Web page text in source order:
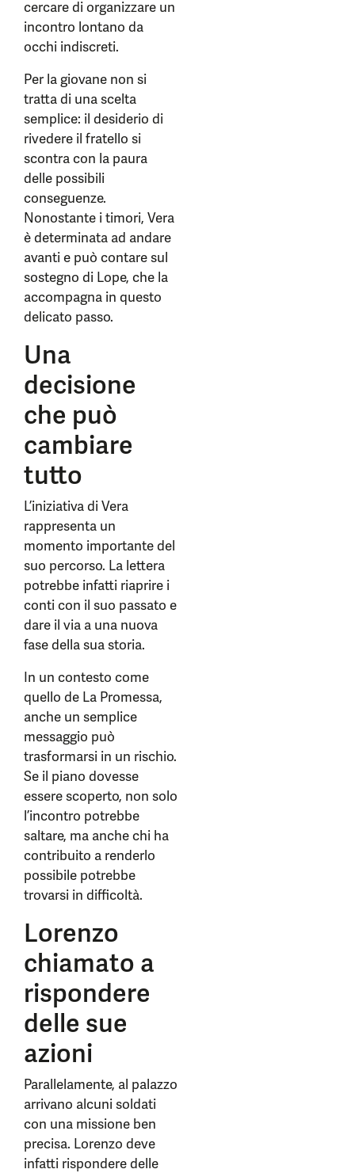
cercare di organizzare un
incontro lontano da
occhi indiscreti.
Per la giovane non si
tratta di una scelta
semplice: il desiderio di
rivedere il fratello si
scontra con la paura
delle possibili
conseguenze.
Nonostante i timori, Vera
è determinata ad andare
avanti e può contare sul
sostegno di Lope, che la
accompagna in questo
delicato passo.
Una
decisione
che può
cambiare
tutto
L’iniziativa di Vera
rappresenta un
momento importante del
suo percorso. La lettera
potrebbe infatti riaprire i
conti con il suo passato e
dare il via a una nuova
fase della sua storia.
In un contesto come
quello de La Promessa,
anche un semplice
messaggio può
trasformarsi in un rischio.
Se il piano dovesse
essere scoperto, non solo
l’incontro potrebbe
saltare, ma anche chi ha
contribuito a renderlo
possibile potrebbe
trovarsi in difficoltà.
Lorenzo
chiamato a
rispondere
delle sue
azioni
Parallelamente, al palazzo
arrivano alcuni soldati
con una missione ben
precisa. Lorenzo deve
infatti rispondere delle